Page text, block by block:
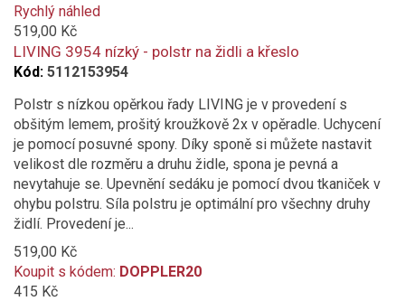
added
to
compare
Rychlý náhled
519,00 Kč
LIVING 3954 nízký - polstr na židli a křeslo
Kód: 5112153954
Polstr s nízkou opěrkou řady LIVING je v provedení s
obšitým lemem, prošitý kroužkově 2x v opěradle. Uchycení
je pomocí posuvné spony. Díky sponě si můžete nastavit
velikost dle rozměru a druhu židle, spona je pevná a
nevytahuje se. Upevnění sedáku je pomocí dvou tkaniček v
ohybu polstru. Síla polstru je optimální pro všechny druhy
židlí. Provedení je...
519,00 Kč
Koupit s kódem: DOPPLER20
415 Kč